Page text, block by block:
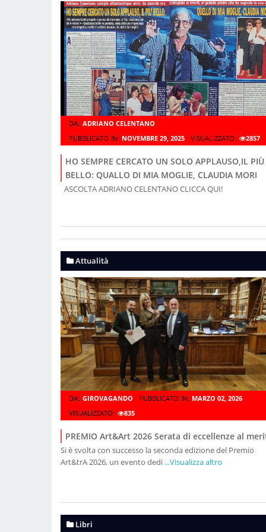
DA: ADRIANO CELENTANO
PUBBLICATO IN: NOVEMBRE 29, 2025 VISUALIZZATO: 2857
HO SEMPRE CERCATO UN SOLO APPLAUSO,IL PIÙ
BELLO: QUALLO DI MIA MOGLIE, CLAUDIA MORI
ASCOLTA ADRIANO CELENTANO CLICCA QUI!
Attualità
DA: GIROVAGANDO PUBBLICATO IN: MARZO 02, 2026
VISUALIZZATO:
835
PREMIO Art&Art 2026 Serata di eccellenze al
Si è svolta con successo la seconda edizione del Premio
Art&trA 2026, un evento dedi ...Visualizza altro
Libri